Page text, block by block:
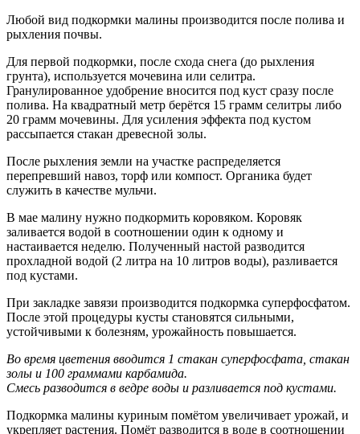
Любой вид подкормки малины производится после полива и
рыхления почвы.
Для первой подкормки, после схода снега (до рыхления
грунта), используется мочевина или селитра.
Гранулированное удобрение вносится под куст сразу после
полива. На квадратный метр берётся 15 грамм селитры либо
20 грамм мочевины. Для усиления эффекта под кустом
рассыпается стакан древесной золы.
После рыхления земли на участке распределяется
перепревший навоз, торф или компост. Органика будет
служить в качестве мульчи.
В мае малину нужно подкормить коровяком. Коровяк
заливается водой в соотношении один к одному и
настаивается неделю. Полученный настой разводится
прохладной водой (2 литра на 10 литров воды), разливается
под кустами.
При закладке завязи производится подкормка суперфосфатом.
После этой процедуры кусты становятся сильными,
устойчивыми к болезням, урожайность повышается.
Во время цветения вводится 1 стакан суперфосфата, стакан
золы и 100 граммами карбамида.
Смесь разводится в ведре воды и разливается под кустами.
Подкормка малины куриным помётом увеличивает урожай, и
укрепляет растения. Помёт разводится в воде в соотношении